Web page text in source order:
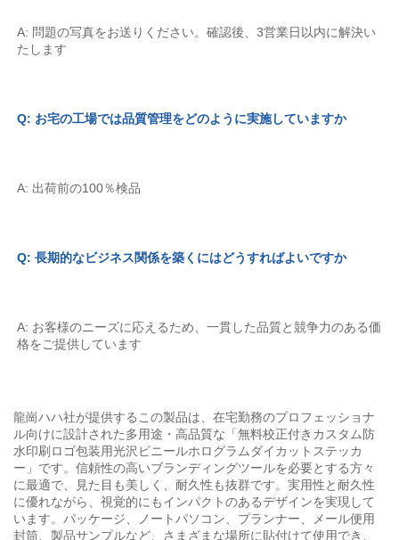
A: 問題の写真をお送りください。確認後、3営業日以内に解決い
たします
Q: お宅の工場では品質管理をどのように実施していますか
A: 出荷前の100％検品
Q: 長期的なビジネス関係を築くにはどうすればよいですか
A: お客様のニーズに応えるため、一貫した品質と競争力のある価
格をご提供しています
龍崗ハハ社が提供するこの製品は、在宅勤務のプロフェッショナ
ル向けに設計された多用途・高品質な「無料校正付きカスタム防
水印刷ロゴ包装用光沢ビニールホログラムダイカットステッカ
ー」です。信頼性の高いブランディングツールを必要とする方々
に最適で、見た目も美しく、耐久性も抜群です。実用性と耐久性
に優れながら、視覚的にもインパクトのあるデザインを実現して
います。パッケージ、ノートパソコン、プランナー、メール便用
封筒、製品サンプルなど、さまざまな場所に貼付けて使用でき、